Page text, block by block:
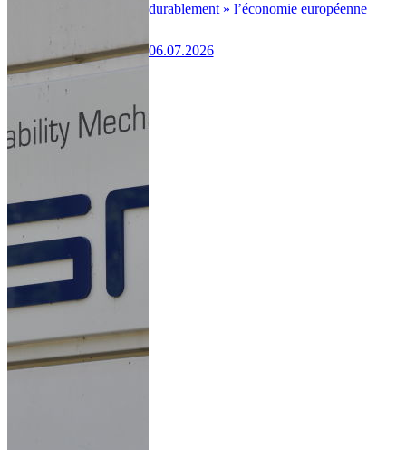
durablement » l’économie européenne
06.07.2026